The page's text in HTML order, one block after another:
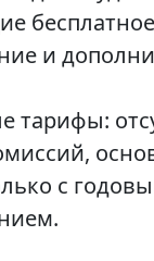
и
тарифы:
с